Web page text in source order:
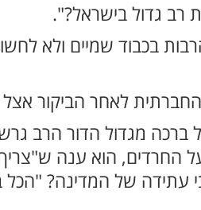
רב גדול בישראל?".
בכבוד שמיים ולא
לאחר הביקור
ברכה מגדול הדור הרב
החרדים, הוא ענה
עתידה של המדינה? "הכל